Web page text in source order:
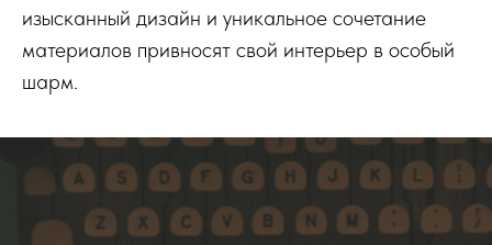
изысканный дизайн и уникальное сочетание
материалов привносят свой интерьер в особый
шарм.